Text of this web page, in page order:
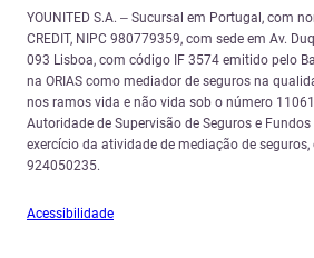
YOUNITED S.A. – Sucursal em Portugal, com
CREDIT, NIPC 980779359, com sede em Av.
093 Lisboa, com código IF 3574 emitido pelo
na ORIAS como mediador de seguros na
nos ramos vida e não vida sob o número
Autoridade de Supervisão de Seguros e
exercício da atividade de mediação de
924050235.
Acessibilidade